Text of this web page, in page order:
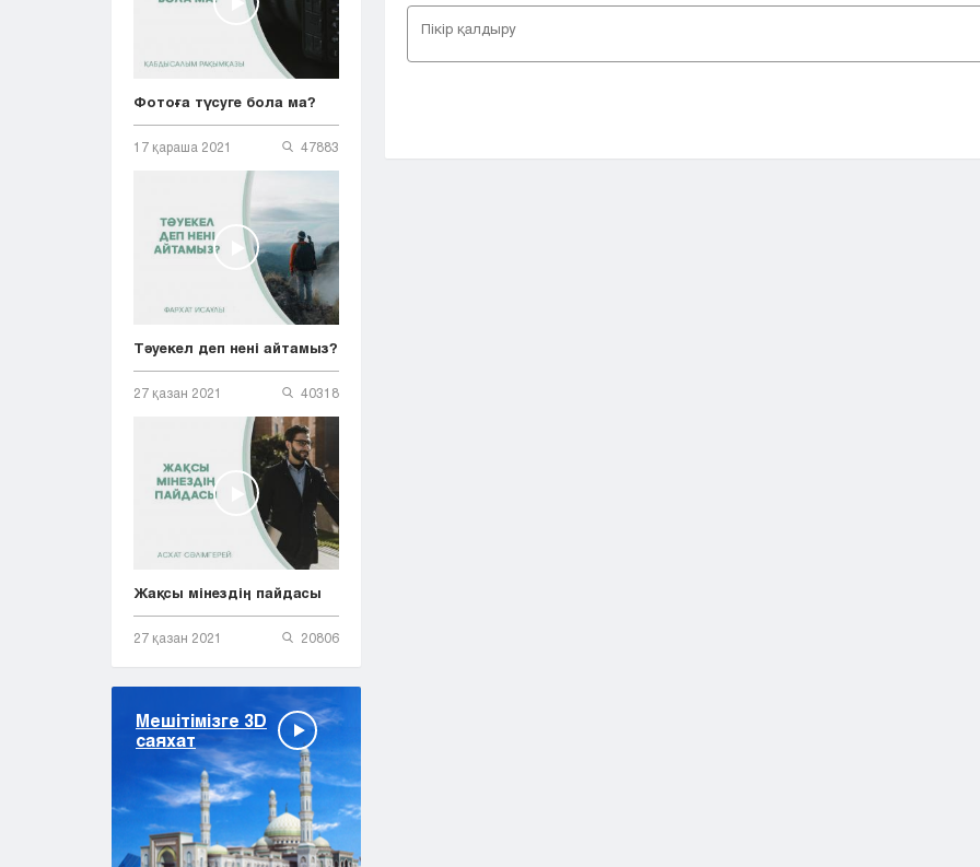
Фотоға түсуге бола ма?
17 қараша 2021 47883
Тәуекел деп нені айтамыз?
27 қазан 2021 40318
Жақсы мінездің пайдасы
27 қазан 2021 20806
Мешітімізге 3D
саяхат